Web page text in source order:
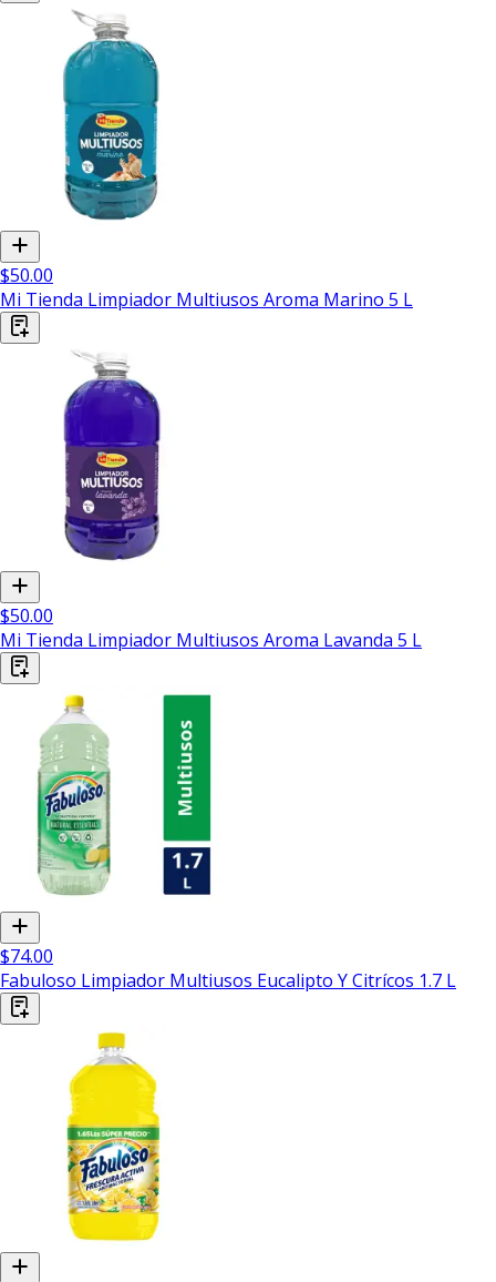
$50.00
Mi Tienda Limpiador Multiusos Aroma Marino 5 L
$50.00
Mi Tienda Limpiador Multiusos Aroma Lavanda 5 L
$74.00
Fabuloso Limpiador Multiusos Eucalipto Y Citrícos 1.7 L